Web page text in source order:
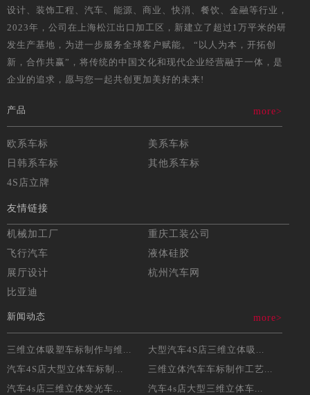
设计、装饰工程、汽车、能源、商业、快消、餐饮、金融等行业，
2023年，公司在上海松江出口加工区，新建立了超过1万平米的研
发生产基地，为进一步服务全球客户赋能。 “以人为本，开拓创
新，合作共赢”，将传统的中国文化和现代企业经营融于一体，是
企业的追求，愿与您一起共创更加美好的未来!
产品 more>
欧系车标
美系车标
日韩系车标
其他系车标
4S店立牌
友情链接
机械加工厂
重庆工装公司
飞行汽车
液体硅胶
展厅设计
杭州汽车网
比亚迪
新闻动态 more>
三维立体吸塑车标制作与维...
大型汽车4S店三维立体吸...
汽车4S店大型立体车标制...
三维立体汽车车标制作工艺...
汽车4s店三维立体发光车...
汽车4s店大型三维立体车...